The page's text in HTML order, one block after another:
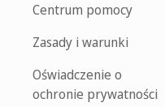
Centrum pomocy
Zasady i warunki
Oświadczenie o
ochronie prywatności